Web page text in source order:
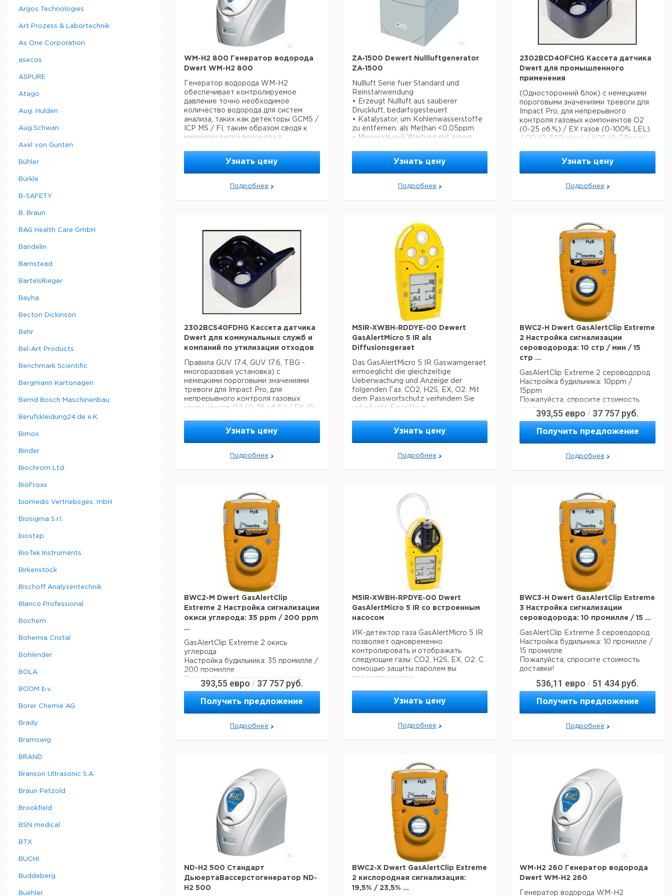
Argos Technologies
Art Prozess & Labortechnik
As One Corporation
asecos
ASPURE
Atago
Aug. Hulden
Aug.Schwan
Axel von Gunten
Bühler
Bürkle
B-SAFETY
B. Braun
BAG Health Care GmbH
Bandelin
Barnstead
BartelsRieger
Bayha
Becton Dickinson
Behr
Bel-Art Products
Benchmark Scientific
Bergmann Kartonagen
Bernd Bosch Maschinenbau
Berufskleidung24.de e.K.
Bimos
Binder
Biochrom Ltd.
BioFroxx
biomedis Vertriebsges. mbH
Biosigma S.r.l.
biostep
BioTek Instruments
Birkenstock
Bischoff Analysentechnik
Blanco Professional
Bochem
Bohemia Cristal
Bohlender
BOLA
BOOM b.v.
Borer Chemie AG
Brady
Bramswig
BRAND
Branson Ultrasonic S.A.
Braun Petzold
Brookfield
BSN medical
BTX
BUCHI
Buddeberg
Buehler
WM-H2 800 Генератор водорода
Dwert WM-H2 800
Генератор водорода WM-H2
обеспечивает контролируемое
давление точно необходимое
количество водорода для систем
анализа, таких как детекторы GCMS /
ICP MS / FI, таким образом сводя к
минимуму риски водорода в
• чистота> 99,99999%
• Новейшая технология PEM для
безопасной и надежной генерации
молекулярных колонок
• Внутреннее и внешнее
обнаружение утечки с функцией
автоматического останова
• Техническое обслуживание
ограничено заменой водяного
фильтра.
• USB-соединение, для
дистанционного управления
• Отдельный датчик H2 доступен для
использовании в качестве газа-
носителя
Скорость потока: 800 мл / мин
Содержание O2 / содержание влаги:
<0,1 ч / млн / H2O <-70 ° C
Давление на выходе: 12 бар макс.
Размеры: 30x43x43 см
Подключение питания: 100 - 240 В
зависимости от модели
Узнать цену
Подробнее
ZA-1500 Dewert Nullluftgenerator
ZA-1500
Nullluft Serie fuer Standard und
Reinstanwendung
• Erzeugt Nullluft aus sauberer
Druckluft, bedarfsgesteuert
• Katalysator, um Kohlenwasserstoffe
zu entfernen, als Methan <0,05ppm
• Минимальный Wartung mit einem
• Klein und stapelbar
• Statusanzeige durch Lichtsymbole
• USB-аншлюс
• Системкомпрессор lieferbar
Technische Daten:
Ausgangsdruck: 6 бар макс.
Abmessungen: 34x20x43 см
Stromanschluss: 100 - 240 В
Leistung: 240 Вт
Узнать цену
Подробнее
2302BCD40FCHG Кассета датчика
Dwert для промышленного
применения
(Односторонний блок) с немецкими
пороговыми значениями тревоги для
Impact Pro, для непрерывного
контроля газовых компонентов O2
(0-25 об.%) / EX газов (0-100% LEL)
/ CO (0-500 ppm) / H2S (0-50ppm)
доставки!
Узнать цену
Подробнее
2302BCS40FDHG Кассета датчика
Dwert для коммунальных служб и
компаний по утилизации отходов
Правила GUV 17.4, GUV 17.6, TBG -
многоразовая установка) с
немецкими пороговыми значениями
тревоги для Impact Pro, для
непрерывного контроля газовых
компонентов O2 (0-25 об.%) / EX (0-
(0-50 ч / млн)
Пожалуйста, спросите стоимость
доставки!
Узнать цену
Подробнее
M5IR-XWBH-RDDYE-00 Dewert
GasAlertMicro 5 IR als
Diffusionsgeraet
Das GasAlertMicro 5 IR Gaswarngeraet
ermoeglicht die gleichzeitige
Ueberwachung und Anzeige der
folgenden Газ: CO2, H2S, EX, O2. Mit
dem Passwortschutz verhindern Sie
unbefugte Eingriffe in
тестирование системы MicroDock II.
Die Alarmierung erfolgt durch Акустик,
Оптик и Вибрация. Das GasAlertMicro
5 IR wird mit Datenspeicher, Литий-
Messsonde geliefert. Schutzart IP
(Auszug): ATEX: CE EX II 1 G, CE EX II
Узнать цену
Подробнее
BWC2-H Dwert GasAlertClip Extreme
2 Настройка сигнализации
сероводорода: 10 стр / мин / 15
стр ...
GasAlertClip Extreme 2 сероводород
Настройка будильника: 10ppm /
15ppm
Пожалуйста, спросите стоимость
доставки!
393,55 евро / 37 757 руб.
Получить предложение
Подробнее
BWC2-M Dwert GasAlertClip
Extreme 2 Настройка сигнализации
окиси углерода: 35 ppm / 200 ppm
...
GasAlertClip Extreme 2 окись
углерода
Настройка будильника: 35 промилле /
200 промилле
Пожалуйста, спросите стоимость
доставки!
393,55 евро / 37 757 руб.
Получить предложение
Подробнее
M5IR-XWBH-RPDYE-00 Dwert
GasAlertMicro 5 IR со встроенным
насосом
ИК-детектор газа GasAlertMicro 5 IR
позволяет одновременно
контролировать и отображать
следующие газы: CO2, H2S, EX, O2. С
помощью защиты паролем вы
предотвращаете
вмешательство в настройки
устройства. Он также совместим с
системой автоматической проверки и
калибровки MicroDock II. Тревога
вибрацией. GasAlertMicro 5 IR
аккумулятором, зарядным
устройством и измерительным щупом.
Степень защиты IP 65/66; Размеры (Д
х Ш х В): 145 х 74 х 38 мм; Вес: 370 г;
Одобрения (выдержка): ATEX: CE EX
II 1 G, CE EX II 2 G
Пожалуйста, спросите стоимость
Узнать цену
Подробнее
BWC3-H Dwert GasAlertClip Extreme
3 Настройка сигнализации
сероводорода: 10 промилле / 15 ...
GasAlertClip Extreme 3 сероводород
Настройка будильника: 10 промилле /
15 промилле
Пожалуйста, спросите стоимость
доставки!
536,11 евро / 51 434 руб.
Получить предложение
Подробнее
ND-H2 500 Стандарт
ДьюертаВассерстогенератор ND-
H2 500
BWC2-X Dwert GasAlertClip Extreme
2 кислородная сигнализация:
19,5% / 23,5% ...
WM-H2 260 Генератор водорода
Dwert WM-H2 260
Генератор водорода WM-H2